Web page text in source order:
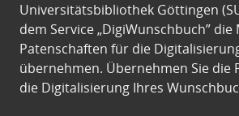
Universitätsbibliothek Göttingen
dem Service „DigiWunschbuch” die
Patenschaften für die
übernehmen. Übernehmen Sie die
die Digitalisierung Ihres